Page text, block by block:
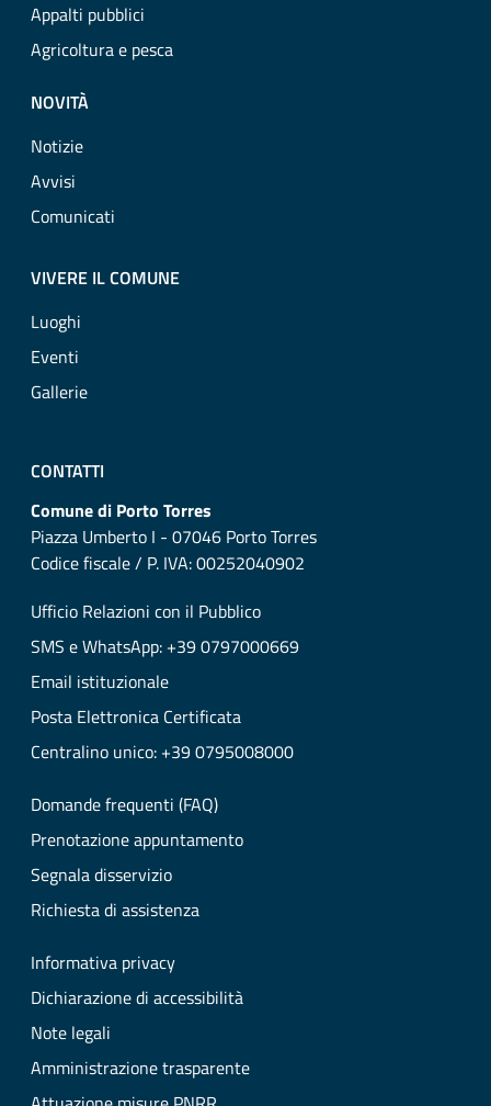
Appalti pubblici
Agricoltura e pesca
NOVITÀ
Notizie
Avvisi
Comunicati
VIVERE IL COMUNE
Luoghi
Eventi
Gallerie
CONTATTI
Comune di Porto Torres
Piazza Umberto I - 07046 Porto Torres
Codice fiscale / P. IVA: 00252040902
Ufficio Relazioni con il Pubblico
SMS e WhatsApp: +39 0797000669
Email istituzionale
Posta Elettronica Certificata
Centralino unico: +39 0795008000
Domande frequenti (FAQ)
Prenotazione appuntamento
Segnala disservizio
Richiesta di assistenza
Informativa privacy
Dichiarazione di accessibilità
Note legali
Amministrazione trasparente